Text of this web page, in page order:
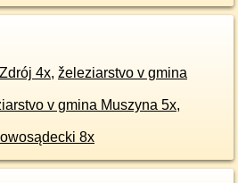
4x, železiarstvo v gmina
v gmina Muszyna 5x,
8x